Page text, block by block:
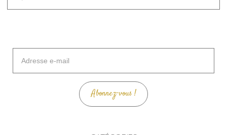
mail
Abonnez-vous !